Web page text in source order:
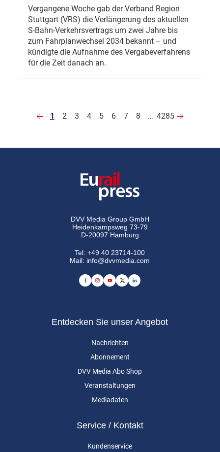
Vergangene Woche gab der Verband Region
Stuttgart (VRS) die Verlängerung des aktuellen
S-Bahn-Verkehrsvertrags um zwei Jahre bis
zum Fahrplanwechsel 2034 bekannt – und
kündigte die Aufnahme des Vergabeverfahrens
für die Zeit danach an.
1 2 3 4 5 6 7 8 … 4285
DVV Media Group GmbH
Heidenkampsweg 73-79
D-20097 Hamburg
Tel:+49 40 23714-100
Mail: info@dvvmedia.com
Entdecken Sie unser Angebot
Nachrichten
Abonnement
DVV Media Abo Shop
Veranstaltungen
Mediadaten
Service / Kontakt
Kundenservice